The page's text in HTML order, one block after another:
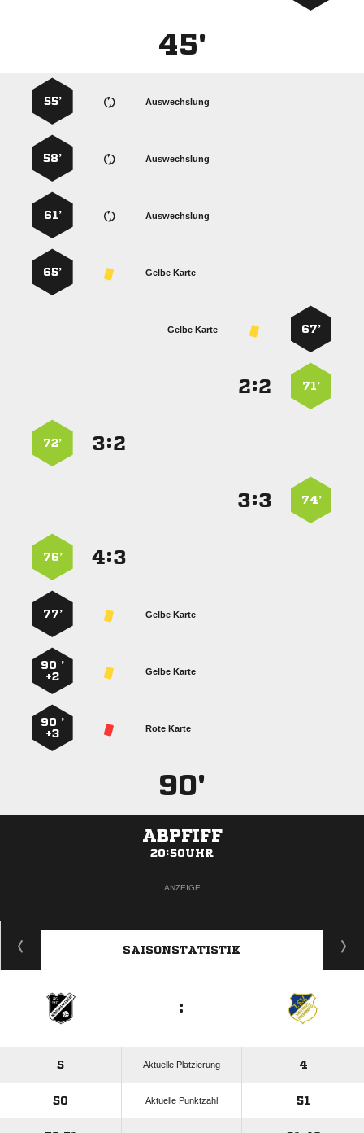
45'
Auswechslung
55’
Auswechslung
58’
Auswechslung
61’
Gelbe Karte
65’
67’
Gelbe Karte
71’
:
:
72’
74’
:
:
76’
Gelbe Karte
77’
Gelbe Karte
90 ’
+2
Rote Karte
90 ’
+3
90'
ABPFIFF
20:50UHR
ANZEIGE
SAISONSTATISTIK
:
5 Aktuelle Platzierung 4
50 Aktuelle Punktzahl 51